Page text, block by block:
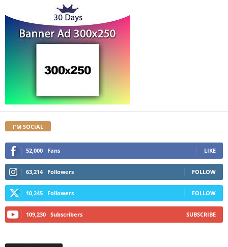
I'M SOCIAL
52,000 Fans LIKE
63,214 Followers FOLLOW
10,245 Followers FOLLOW
109,230 Subscribers SUBSCRIBE